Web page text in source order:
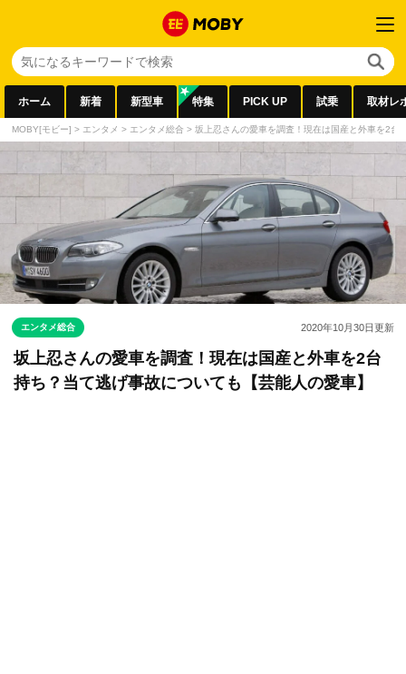
ホーム 新着 新型車 特集 PICK UP 試乗 取材レ
MOBY[モビー] > エンタメ > エンタメ総合 > 坂上忍さんの愛車を調査！現在は国産と外車を2台
エンタメ総合 2020年10月30日更新
坂上忍さんの愛車を調査！現在は国産と外車を2台
持ち？当て逃げ事故についても【芸能人の愛車】